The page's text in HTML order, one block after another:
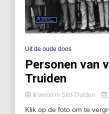
Uit de oude doos
Personen van
Truiden
Ik woon in Sint-Truiden
Klik op de foto om te